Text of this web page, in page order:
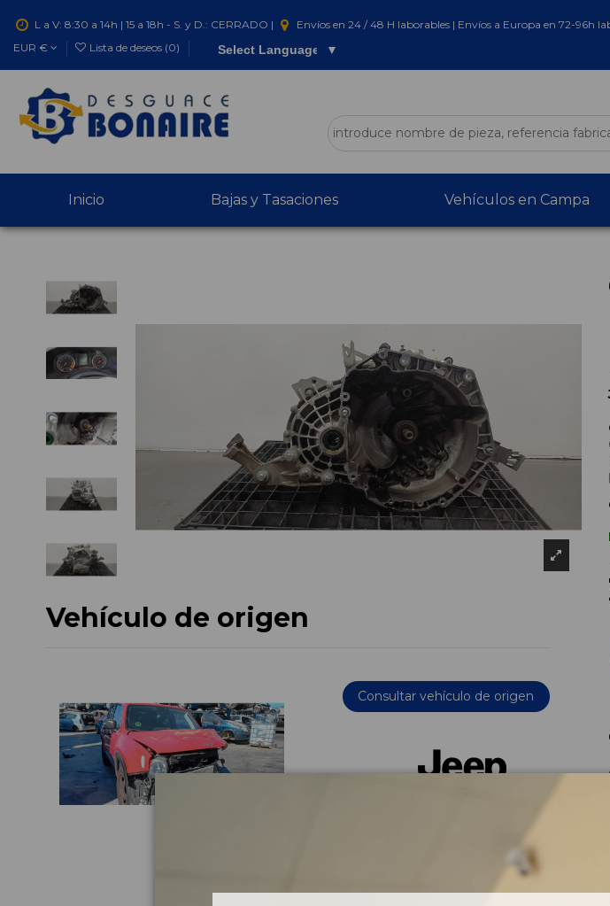
L a V: 8:30 a 14h | 15 a 18h - S. y D.: CERRADO | Envíos en 24 / 48 H laborables | Envíos a Europa en 72-96h
EUR €
Lista de deseos (0) Select Language ▼
Inicio Bajas y Tasaciones Vehículos en Campa
Vehículo de origen
Consultar vehículo de origen